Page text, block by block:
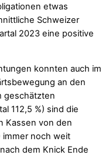
etwas
Schweizer
2023 eine positive
konnten auch im
an den
geschätzten
112,5 %) sind die
Kassen von den
immer noch weit
dem Knick Ende